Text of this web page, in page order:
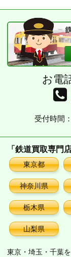
ブ
お電
受付時間
「鉄道買取専門
東京都
神奈川県
栃木県
山梨県
東京・埼玉・千葉